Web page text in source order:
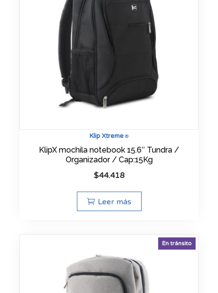
Klip Xtreme ®
KlipX mochila notebook 15.6″ Tundra /
Organizador / Cap:15Kg
$44.418
Leer más
En tránsito